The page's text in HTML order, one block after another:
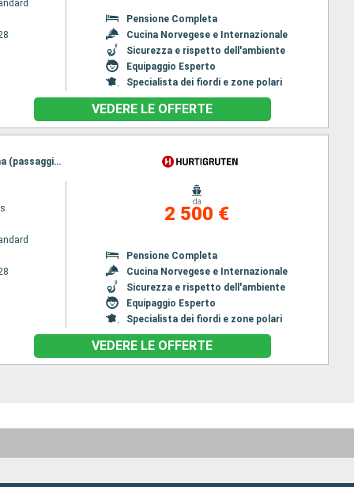
Pensione Completa
Cucina Norvegese e Internazionale
Sicurezza e rispetto dell'ambiente
Equipaggio Esperto
Specialista dei fiordi e zone polari
VEDERE LE OFFERTE
Itinerario : Bergen, Floro, Maloy, Torvik, Alesund, Molde, Bronnoysund, Maloy, Sandnessjoen, Nesna (passaggio cerchio polare), Ornes, Bodo, Stamsund, Kristiansund, Svolvaer, Trondheim, Rorvik, Torvik, Stokmarknes, sortland, Bronnoysund, Risoyhamn, Sandnessjoen, Harstad, Nesna (passaggio cerchio polare), Finnsnes, Ornes, Tromso, Bodo, Skjervoy, Stamsund, Svolvaer, Alesund, Oksfjord, Hammerfest, Stokmarknes, Havoysund, sortland, Honningsvag, Risoyhamn, Kjollefjord, Harstad, Mehamn, Finnsnes, Berlevag, Tromso, Skjervoy, Molde, Batsfjord, Vardo, Oksfjord, Vadso, Hammerfest, Kirkenes, Havoysund, Honningsvag, Kjollefjord, Mehamn, Berlevag, Kristiansund, Mehamn, Kjollefjord, Honningsvag, Batsfjord, Havoysund, Vardo, Hammerfest, Vadso, Oksfjord, Kirkenes, Skjervoy, Tromso, Berlevag, Trondheim, Finnsnes, Harstad, Mehamn, Risoyhamn, Kjollefjord, sortland, Honningsvag, Stokmarknes, Havoysund, Svolvaer, Hammerfest, Stamsund, Oksfjord, Skjervoy, Tromso, Bodo, Ornes, Nesna (passaggio cerchio polare), Finnsnes, Sandnessjoen, Harstad, Bronnoysund, Risoyhamn, Rorvik, sortland, Stokmarknes, Svolvaer, Stamsund, Trondheim, Bodo, Ornes, Nesna (passaggio cerchio polare), Sandnessjoen, Bronnoysund, Rorvik, Sandnessjoen, Trondheim, Nesna (passaggio cerchio polare), Ornes, Bodo, Stamsund, Svolvaer, Stokmarknes, sortland, Risoyhamn, Harstad, Finnsnes, Tromso, Skjervoy, Oksfjord, Hammerfest, Havoysund, Honningsvag, Kjollefjord, Mehamn, Berlevag, Batsfjord, Vardo, Vadso, Kirkenes, Vardo, Batsfjord, Berlevag, Mehamn, Kjollefjord, Honningsvag, Havoysund, Hammerfest, Oksfjord, Skjervoy, Tromso, Finnsnes, Harstad, Risoyhamn, sortland, Stokmarknes, Svolvaer, Stamsund, Bodo, Ornes, Nesna (passaggio cerchio polare), Sandnessjoen, Bronnoysund, Rorvik, Trondheim
da
2 500 €
Pensione Completa
Cucina Norvegese e Internazionale
Sicurezza e rispetto dell'ambiente
Equipaggio Esperto
Specialista dei fiordi e zone polari
VEDERE LE OFFERTE